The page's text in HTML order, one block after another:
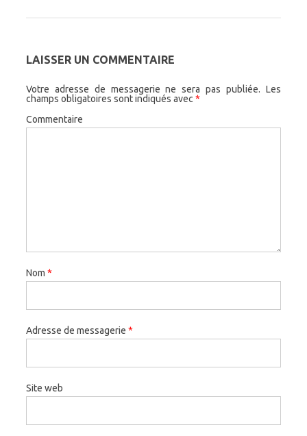
LAISSER UN COMMENTAIRE
Votre adresse de messagerie ne sera pas publiée. Les
champs obligatoires sont indiqués avec *
Commentaire
Nom *
Adresse de messagerie *
Site web